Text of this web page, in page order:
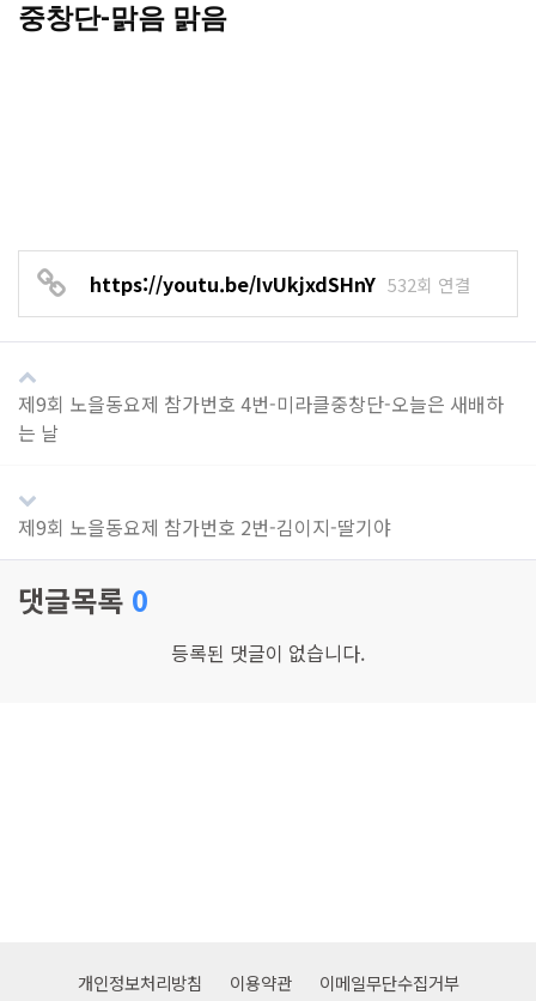
중창단-맑음 맑음
https://youtu.be/IvUkjxdSHnY 532회 연결
제9회 노을동요제 참가번호 4번-미라클중창단-오늘은 새배하
는 날
제9회 노을동요제 참가번호 2번-김이지-딸기야
댓글목록 0
등록된 댓글이 없습니다.
개인정보처리방침 이용약관 이메일무단수집거부